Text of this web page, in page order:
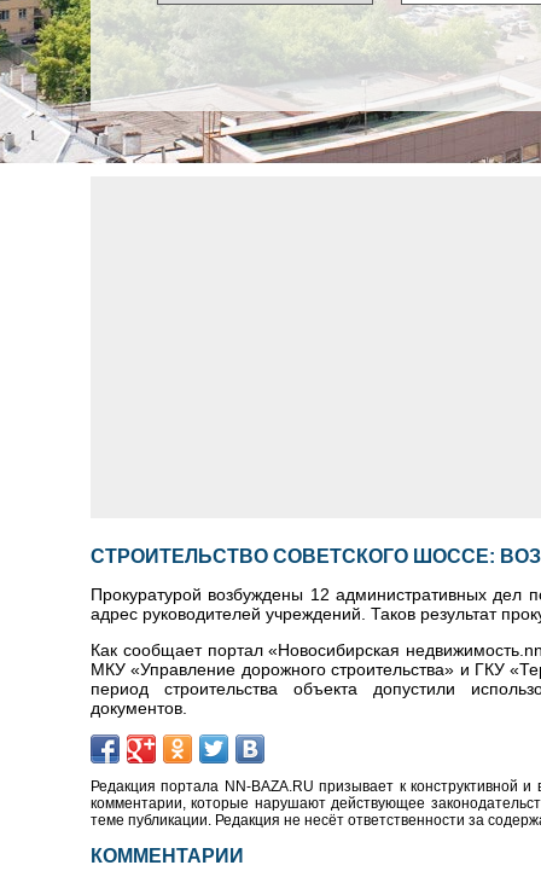
СТРОИТЕЛЬСТВО СОВЕТСКОГО ШОССЕ:
Прокуратурой возбуждены 12 административных дел
адрес руководителей учреждений. Таков результат
Как сообщает портал «Новосибирская
МКУ «Управление дорожного строительства» и ГКУ
период строительства объекта допустили
документов.
Редакция портала NN-BAZA.RU призывает к конструктивной
комментарии, которые нарушают действующее
теме публикации. Редакция не несёт ответственности за
КОММЕНТАРИИ